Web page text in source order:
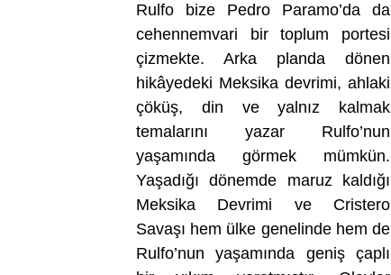
Rulfo bize Pedro Paramo’da da
cehennemvari bir toplum portesi
çizmekte. Arka planda dönen
hikâyedeki Meksika devrimi, ahlaki
çöküş, din ve yalnız kalmak
temalarını yazar Rulfo’nun
yaşamında görmek mümkün.
Yaşadığı dönemde maruz kaldığı
Meksika Devrimi ve Cristero
Savaşı hem ülke genelinde hem de
Rulfo’nun yaşamında geniş çaplı